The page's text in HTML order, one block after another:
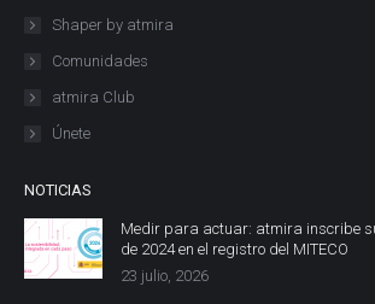
Shaper by atmira
Comunidades
atmira Club
Únete
NOTICIAS
Medir para actuar: atmira inscribe
de 2024 en el registro del MITECO
23 julio, 2026